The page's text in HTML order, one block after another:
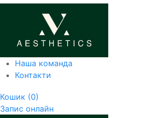
Наша команда
Контакти
Кошик (0)
Запис онлайн